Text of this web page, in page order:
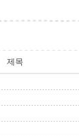
제목